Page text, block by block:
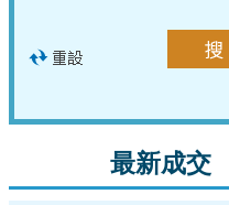
最新成交